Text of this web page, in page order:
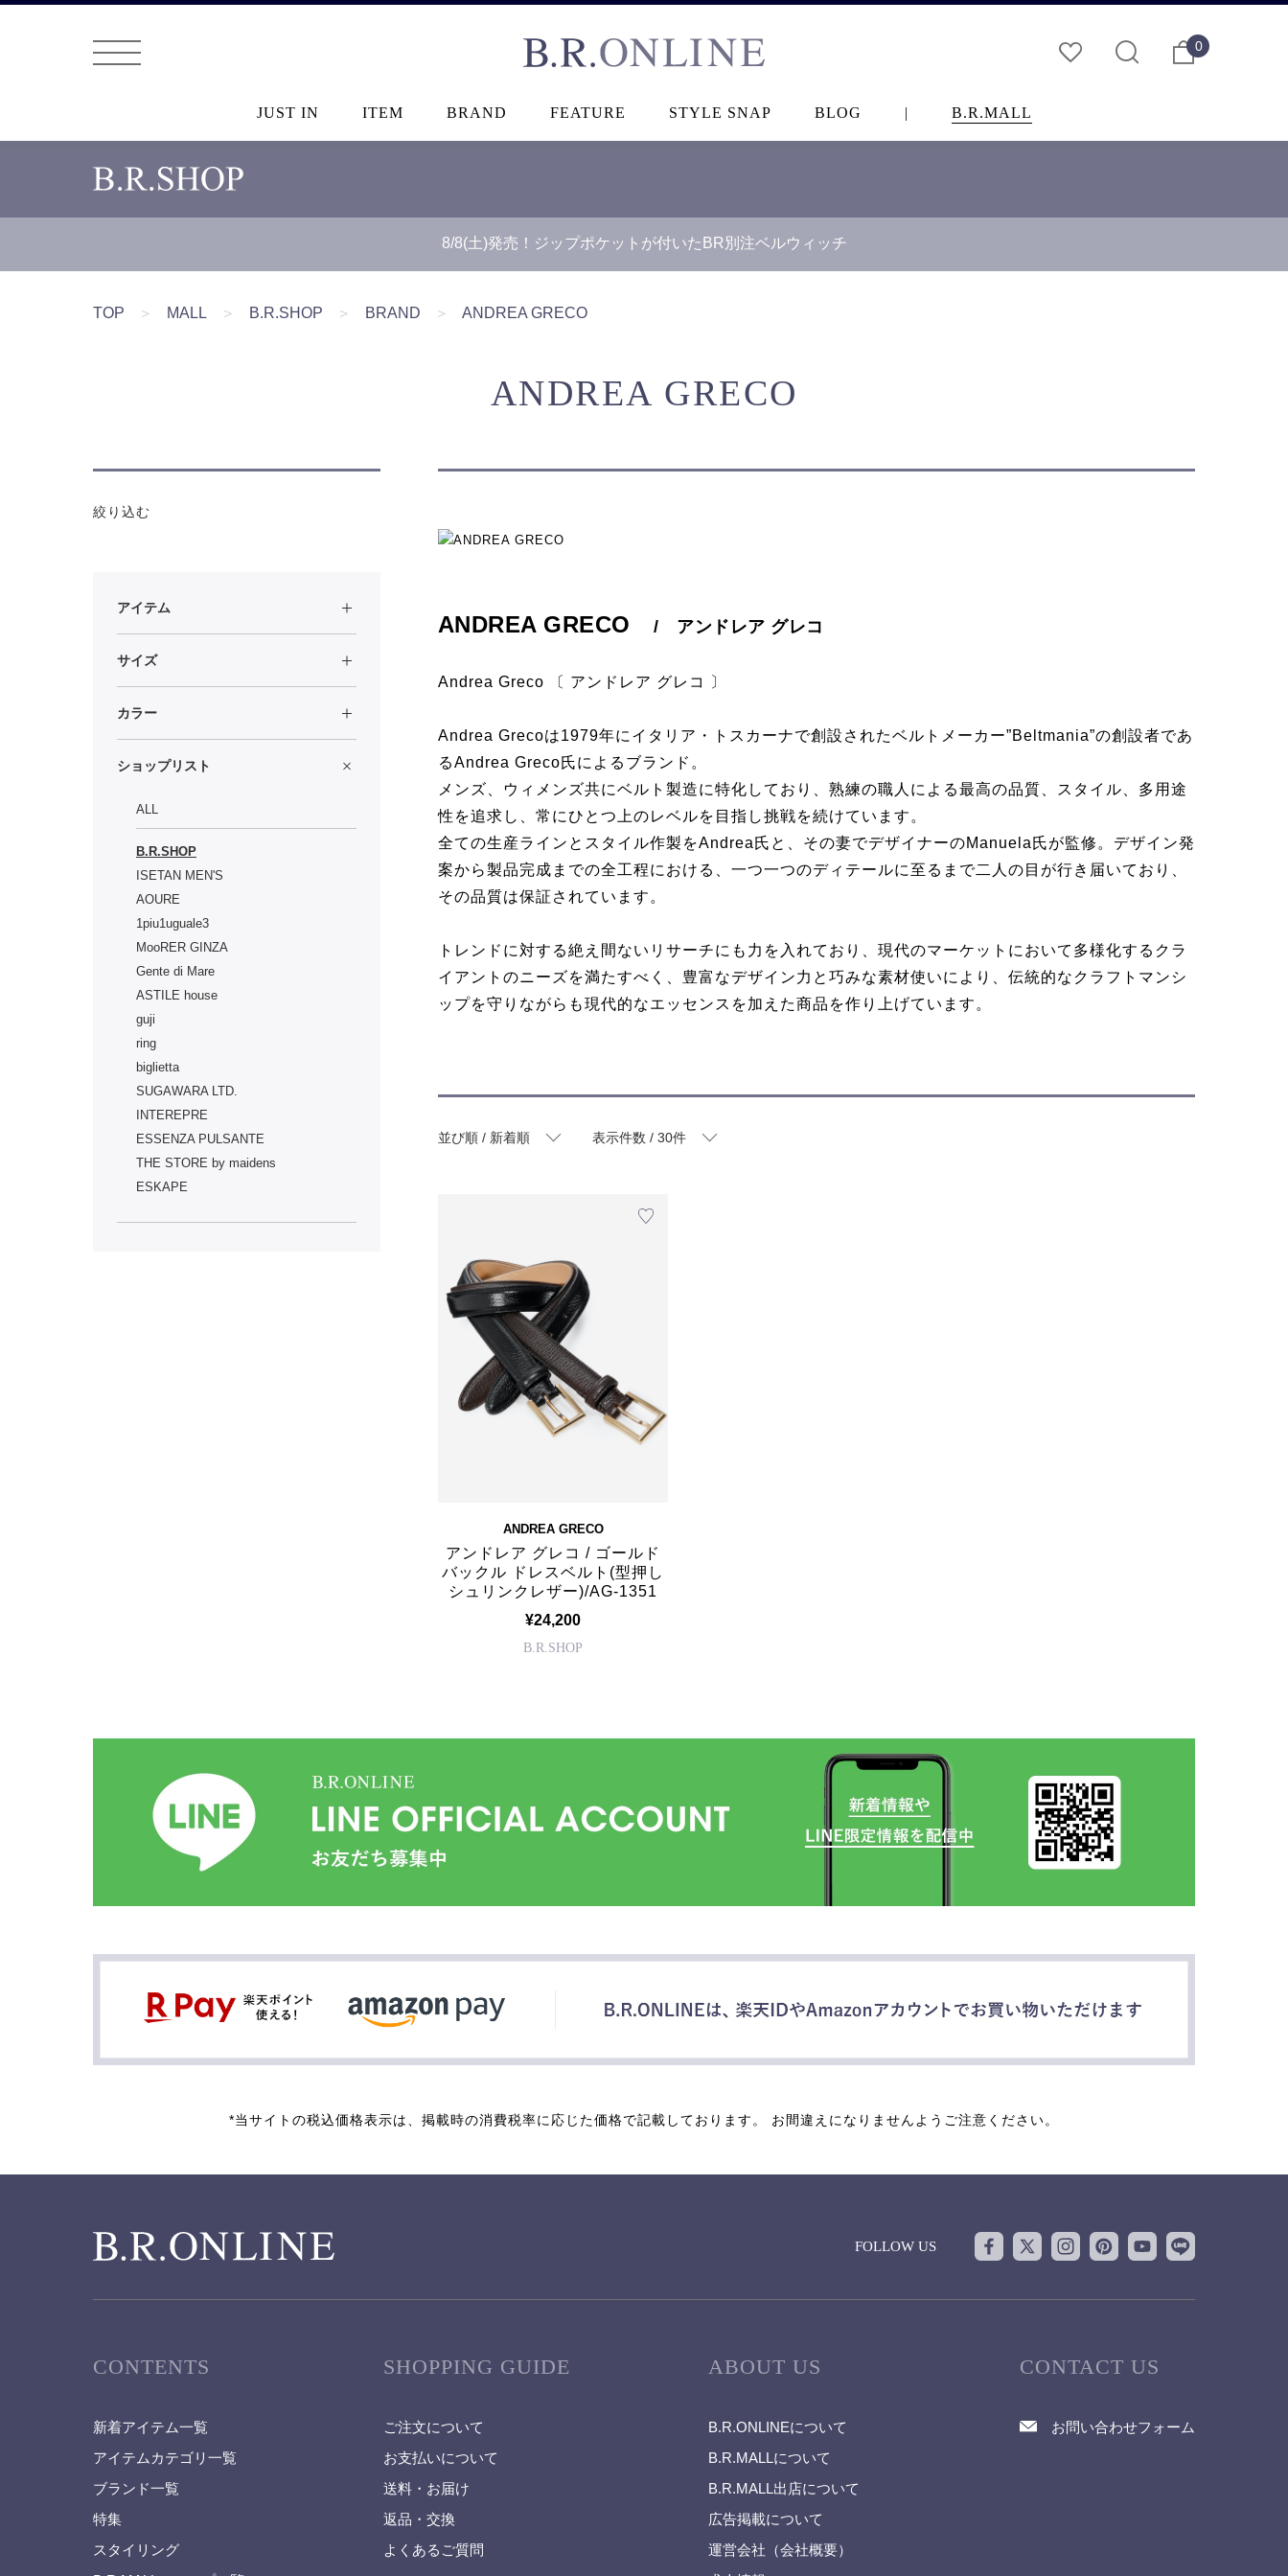
0
JUST IN ITEM BRAND FEATURE STYLE SNAP BLOG | B.R.MALL
8/8(土)発売！ジップポケットが付いたBR別注ベルウィッチ
TOP ＞ MALL ＞ B.R.SHOP ＞ BRAND ＞ ANDREA GRECO
ANDREA GRECO
ANDREA GRECO/ アンドレア グレコ
Andrea Greco 〔 アンドレア グレコ 〕
Andrea Grecoは1979年にイタリア・トスカーナで創設されたベルトメーカー”Beltmania”の創設者であ
るAndrea Greco氏によるブランド。
メンズ、ウィメンズ共にベルト製造に特化しており、熟練の職人による最高の品質、スタイル、多用途
性を追求し、常にひとつ上のレベルを目指し挑戦を続けています。
全ての生産ラインとスタイル作製をAndrea氏と、その妻でデザイナーのManuela氏が監修。デザイン発
案から製品完成までの全工程における、一つ一つのディテールに至るまで二人の目が行き届いており、
その品質は保証されています。
トレンドに対する絶え間ないリサーチにも力を入れており、現代のマーケットにおいて多様化するクラ
イアントのニーズを満たすべく、豊富なデザイン力と巧みな素材使いにより、伝統的なクラフトマンシ
ップを守りながらも現代的なエッセンスを加えた商品を作り上げています。
絞り込む
アイテム
サイズ
カラー
ショップリスト
ALL
B.R.SHOP
ISETAN MEN'S
AOURE
1piu1uguale3
MooRER GINZA
Gente di Mare
ASTILE house
guji
ring
biglietta
SUGAWARA LTD.
INTEREPRE
ESSENZA PULSANTE
THE STORE by maidens
ESKAPE
並び順 / 新着順 表示件数 / 30件
ANDREA GRECO
アンドレア グレコ / ゴールド
バックル ドレスベルト(型押し
シュリンクレザー)/AG-1351
¥24,200
B.R.SHOP
*当サイトの税込価格表示は、掲載時の消費税率に応じた価格で記載しております。 お間違えになりませんようご注意ください。
FOLLOW US
CONTENTS
新着アイテム一覧
アイテムカテゴリ一覧
ブランド一覧
特集
スタイリング
SHOPPING GUIDE
ご注文について
お支払いについて
送料・お届け
返品・交換
よくあるご質問
ABOUT US
B.R.ONLINEについて
B.R.MALLについて
B.R.MALL出店について
広告掲載について
運営会社（会社概要）
CONTACT US
お問い合わせフォーム